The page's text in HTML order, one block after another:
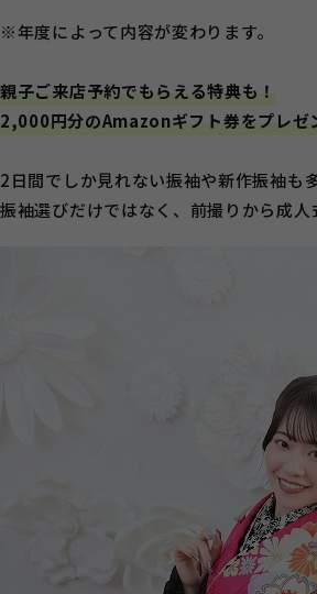
※年度によって内容が変わります。
親子ご来店予約でもらえる特典も！
2,000円分のAmazonギフト券をプレゼ
2日間でしか見れない振袖や新作振袖
振袖選びだけではなく、前撮りから成